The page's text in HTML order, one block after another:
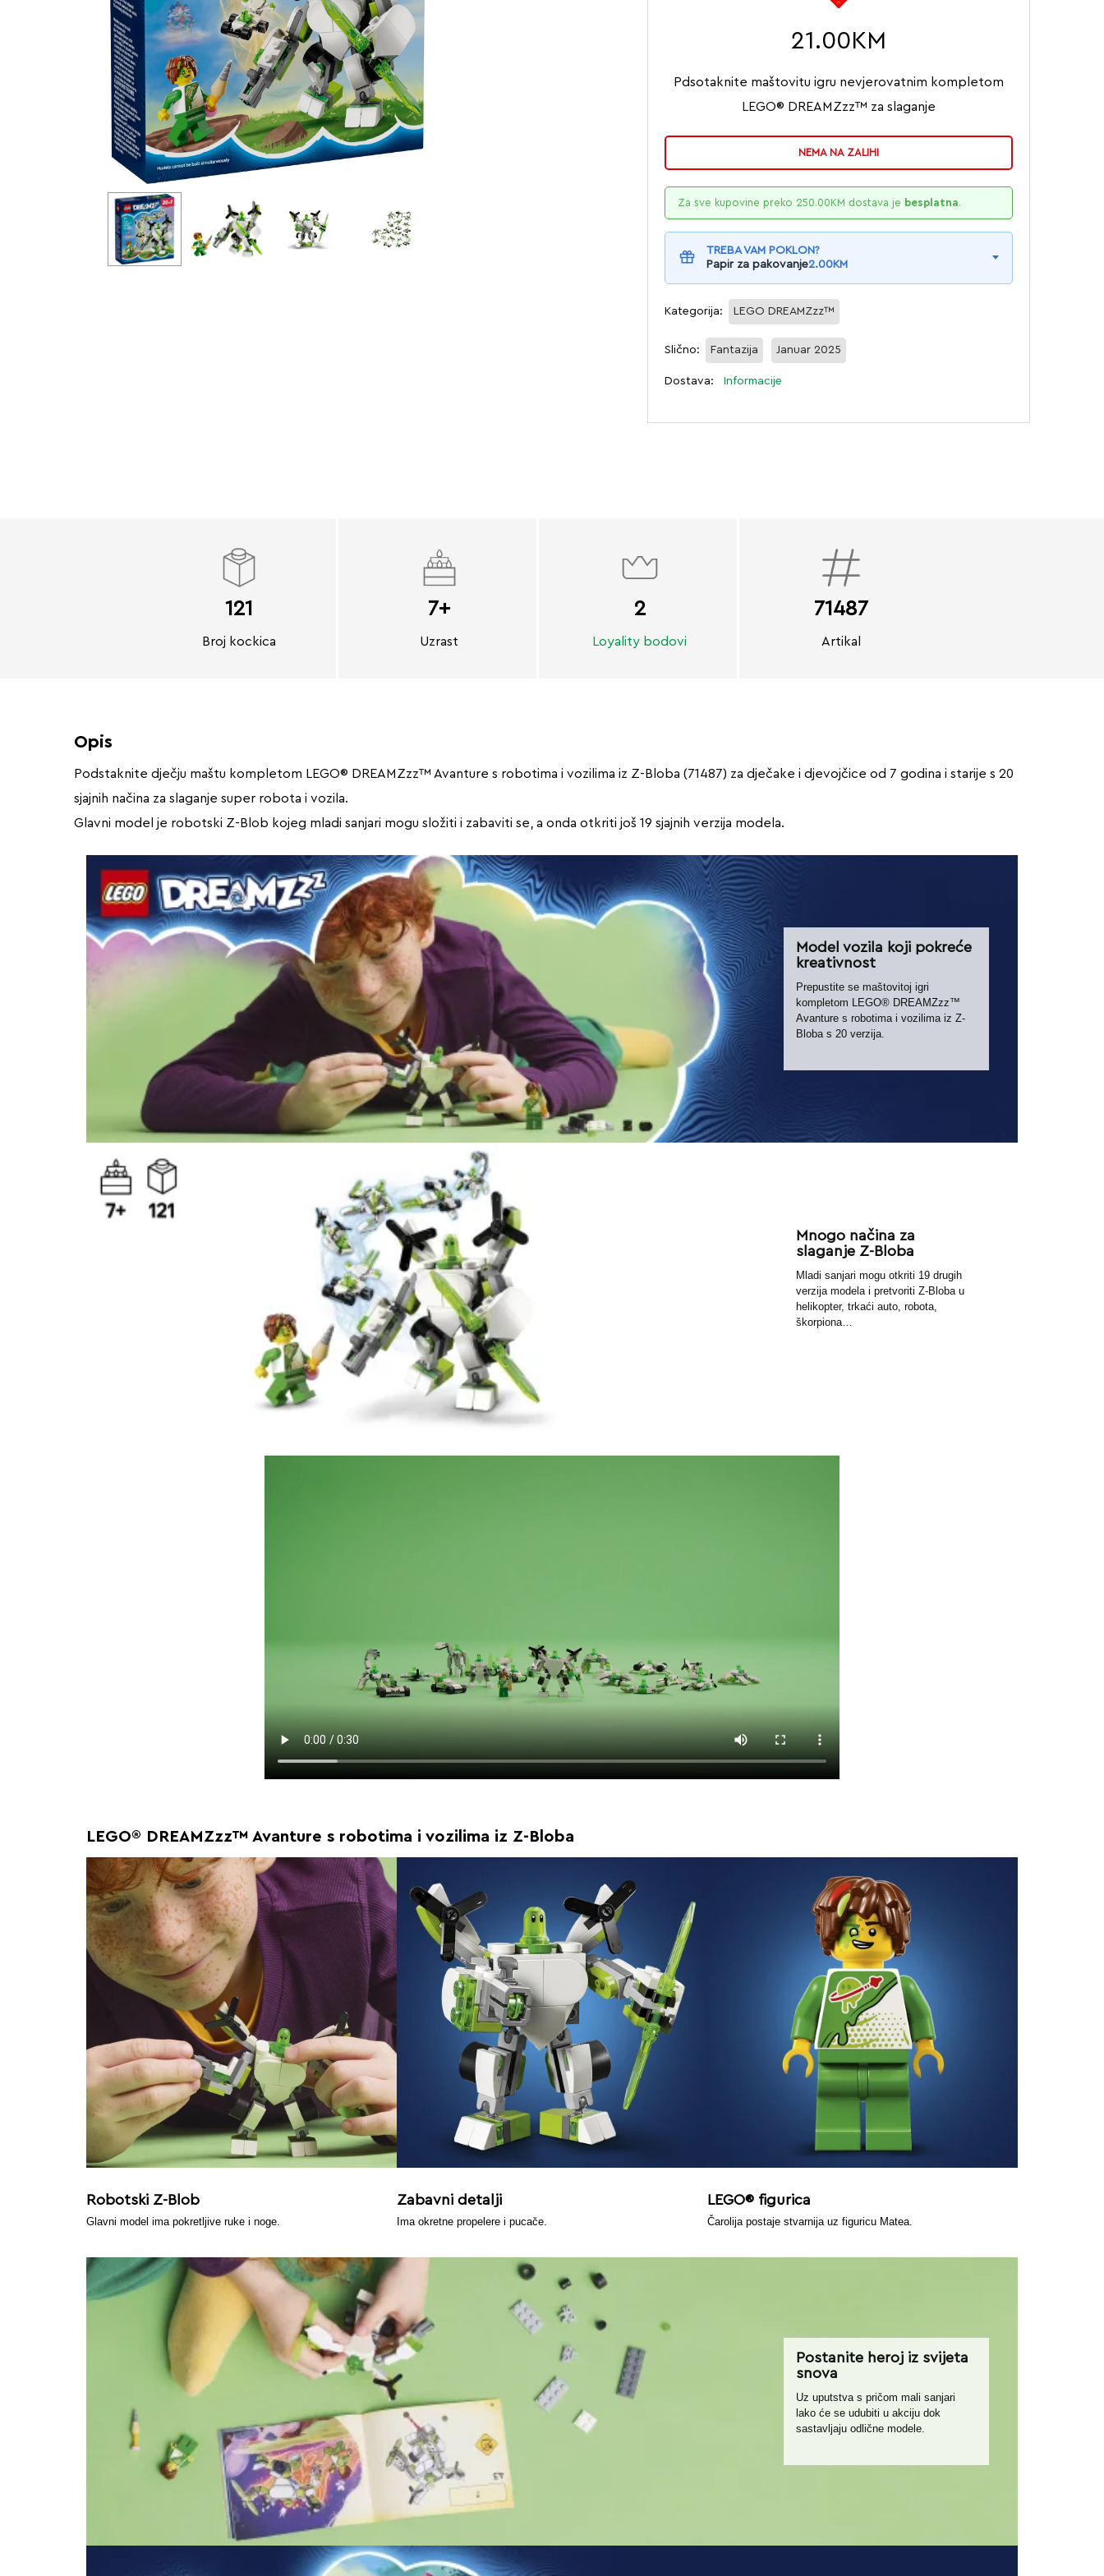
21.00 KM
Pdsotaknite maštovitu igru nevjerovatnim kompletom
LEGO® DREAMZzz™ za slaganje
NEMA NA ZALIHI
Za sve kupovine preko 250.00KM dostava je besplatna.
TREBA VAM POKLON?
Papir za pakovanje2.00KM
Kategorija: LEGO DREAMZzz™
Slično: Fantazija Januar 2025
Dostava: Informacije
121
Broj kockica
7+
Uzrast
2
Loyality bodovi
71487
Artikal
Opis
Podstaknite dječju maštu kompletom LEGO® DREAMZzz™ Avanture s robotima i vozilima iz Z-Bloba (71487) za dječake i djevojčice od 7 godina i starije s 20
sjajnih načina za slaganje super robota i vozila.
Glavni model je robotski Z-Blob kojeg mladi sanjari mogu složiti i zabaviti se, a onda otkriti još 19 sjajnih verzija modela.
Model vozila koji pokreće
kreativnost
Prepustite se maštovitoj igri
kompletom LEGO® DREAMZzz™
Avanture s robotima i vozilima iz Z-
Bloba s 20 verzija.
Mnogo načina za
slaganje Z-Bloba
Mladi sanjari mogu otkriti 19 drugih
verzija modela i pretvoriti Z-Bloba u
helikopter, trkaći auto, robota,
škorpiona…
LEGO® DREAMZzz™ Avanture s robotima i vozilima iz Z-Bloba
Robotski Z-Blob
Glavni model ima pokretljive ruke i noge.
Zabavni detalji
Ima okretne propelere i pucače.
LEGO® figurica
Čarolija postaje stvarnija uz figuricu Matea.
Postanite heroj iz svijeta
snova
Uz uputstva s pričom mali sanjari
lako će se udubiti u akciju dok
sastavljaju odlične modele.